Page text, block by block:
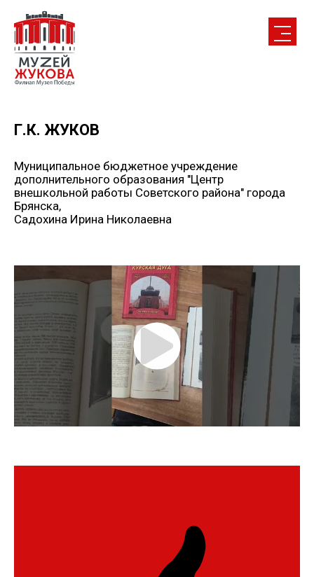
Г.К. ЖУКОВ
Муниципальное бюджетное учреждение
дополнительного образования "Центр
внешкольной работы Советского района" города
Брянска,
Садохина Ирина Николаевна
персональных данных.
ОТПРАВИТЬ ЗАЯВКУ